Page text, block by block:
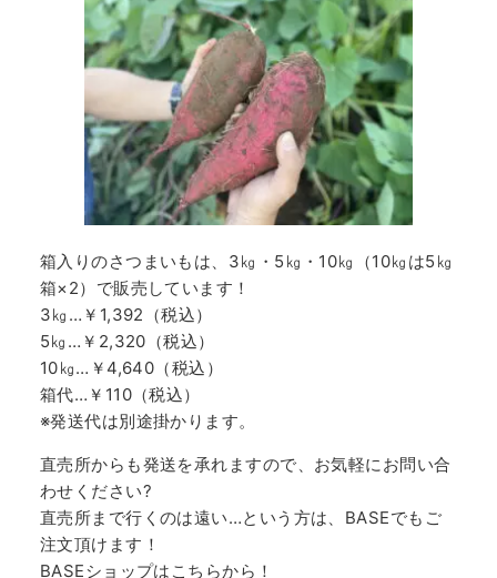
箱入りのさつまいもは、3㎏・5㎏・10㎏（10㎏は5㎏
箱×2）で販売しています！
3㎏…￥1,392（税込）
5㎏…￥2,320（税込）
10㎏…￥4,640（税込）
箱代…￥110（税込）
※発送代は別途掛かります。
直売所からも発送を承れますので、お気軽にお問い合
わせください?
直売所まで行くのは遠い…という方は、BASEでもご
注文頂けます！
BASEショップはこちらから！